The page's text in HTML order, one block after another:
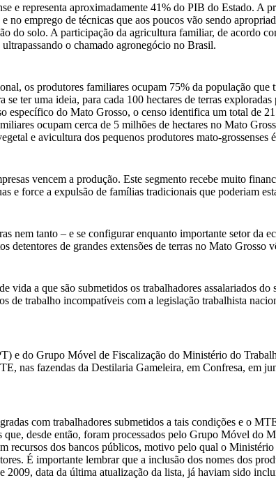
e representa aproximadamente 41% do PIB do Estado. A
no emprego de técnicas que aos poucos vão sendo
do solo. A participação da agricultura familiar, de acordo
o chamado agronegócio no Brasil.
os produtores familiares ocupam 75% da população
ter uma ideia, para cada 100 hectares de terras
específico do Mato Grosso, o censo identifica um total de
ocupam cerca de 5 milhões de hectares no Mato
e avicultura dos pequenos produtores mato-grossenses
vencem a produção. Este segmento recebe muito
e force a expulsão de famílias tradicionais que poderiam
nem tanto – e se configurar enquanto importante setor da
detentores de grandes extensões de terras no Mato Grosso
vida a que são submetidos os trabalhadores assalariados
de trabalho incompatíveis com a legislação trabalhista
e do Grupo Móvel de Fiscalização do Ministério do
nas fazendas da Destilaria Gameleira, em Confresa, em
com trabalhadores submetidos a tais condições e o
desde então, foram processados pelo Grupo Móvel do
recursos dos bancos públicos, motivo pelo qual o
É importante lembrar que a inclusão dos nomes dos
data da última atualização da lista, já haviam sido